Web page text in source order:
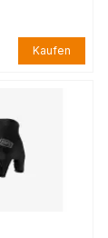
Kaufen